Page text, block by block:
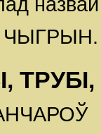
ЧЫГРЫН.